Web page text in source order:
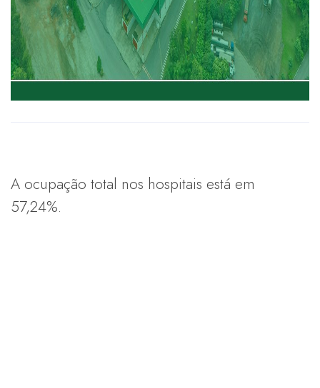
A ocupação total nos hospitais está em
57,24%.